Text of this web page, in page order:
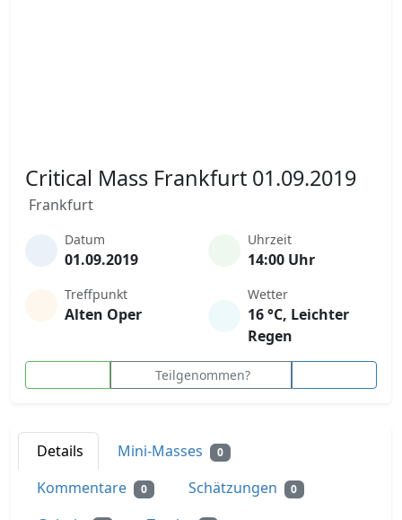
Critical Mass Frankfurt 01.09.2019
Frankfurt
Datum
01.09.2019
Uhrzeit
14:00 Uhr
Treffpunkt
Alten Oper
Wetter
16 °C, Leichter
Regen
Teilgenommen?
Details Mini-Masses 0
Kommentare 0 Schätzungen 0